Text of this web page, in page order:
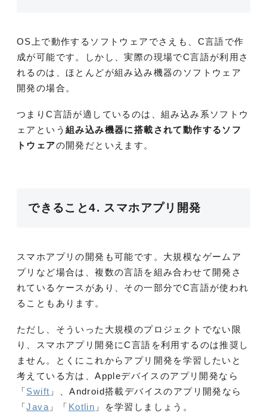
OS上で動作するソフトウェアでさえも、C言語で作
成が可能です。しかし、実際の現場でC言語が利用さ
れるのは、ほとんどが組み込み機器のソフトウェア
開発の場合。
つまりC言語が適しているのは、組み込み系ソフトウ
ェアという 組み込み機器に搭載されて動作するソフ
トウェアの開発だといえます。
できること4. スマホアプリ開発
スマホアプリの開発も可能です。大規模なゲームア
プリなど場合は、複数の言語を組み合わせて開発さ
れているケースがあり、その一部分でC言語が使われ
ることもあります。
ただし、そういった大規模のプロジェクトでない限
り、スマホアプリ開発にC言語を利用するのは推奨し
ません。とくにこれからアプリ開発を学習したいと
考えている方は、Appleデバイスのアプリ開発なら
「Swift 」、Android搭載デバイスのアプリ開発なら
「Java 」「 Kotlin 」を学習しましょう。